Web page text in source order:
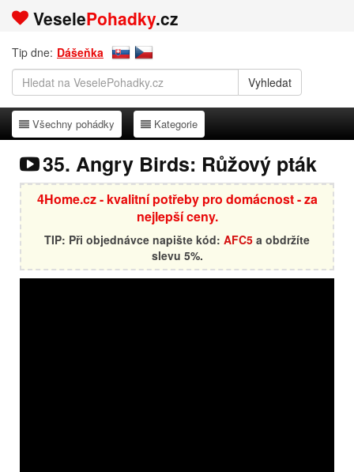
VeselePohadky.cz
Tip dne: Dášeňka
Všechny pohádky
Všechny pohádky Kategorie
Kategorie
35. Angry Birds: Růžový pták
4Home.cz - kvalitní potřeby pro domácnost - za
nejlepší ceny.
TIP: Při objednávce napište kód: AFC5 a obdržíte
slevu 5%.